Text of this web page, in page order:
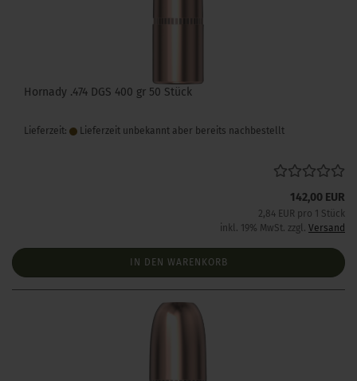
Hornady .474 DGS 400 gr 50 Stück
Lieferzeit: Lieferzeit unbekannt aber bereits nachbestellt
142,00 EUR
2,84 EUR pro 1 Stück
inkl. 19% MwSt. zzgl. Versand
IN DEN WARENKORB